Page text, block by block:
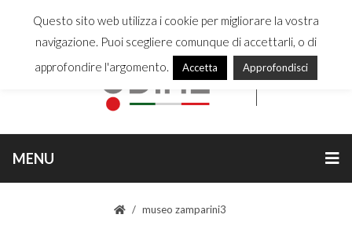
MENU
museo zamparini3
Questo sito web utilizza i cookie per migliorare la vostra
navigazione. Puoi scegliere comunque di accettarli, o di
approfondire l'argomento.
Accetta Approfondisci